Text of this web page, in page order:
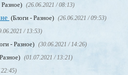
(26.06.2021 / 08:13)
(Блоги - Разное) (26.06.2021 / 09:53)
/ 13:53)
- Разное) (30.06.2021 / 14:26)
(01.07.2021 / 13:21)
22:45)